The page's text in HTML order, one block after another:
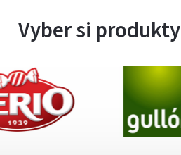
Vyber si